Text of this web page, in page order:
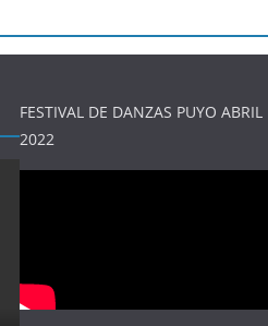
FESTIVAL DE DANZAS PUYO ABRIL
2022